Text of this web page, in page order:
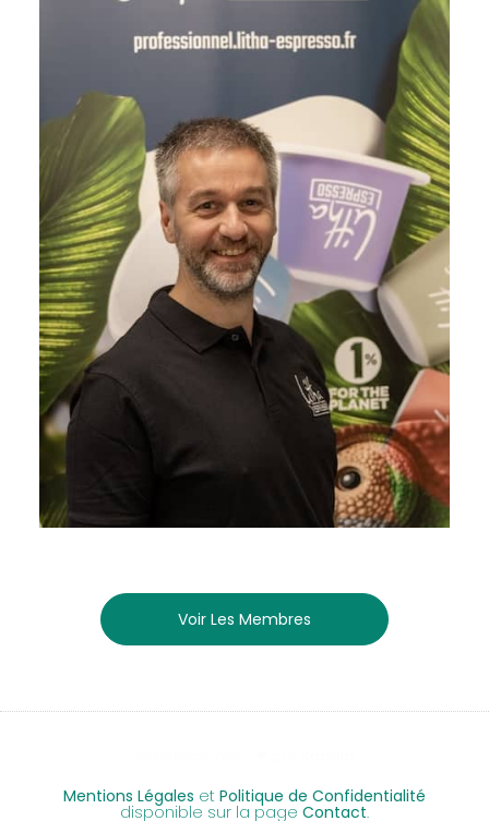
Voir Les Membres
Mentions Légales et Politique de Confidentialité
disponible sur la page Contact.